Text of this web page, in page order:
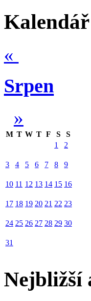
«
Srpen
»
M T W T F S
S
1
2
3 4 5 6 7 8 9
10 11 12 13 14 15 16
17 18 19 20 21 22 23
24 25 26 27 28 29 30
31
Nejbližší